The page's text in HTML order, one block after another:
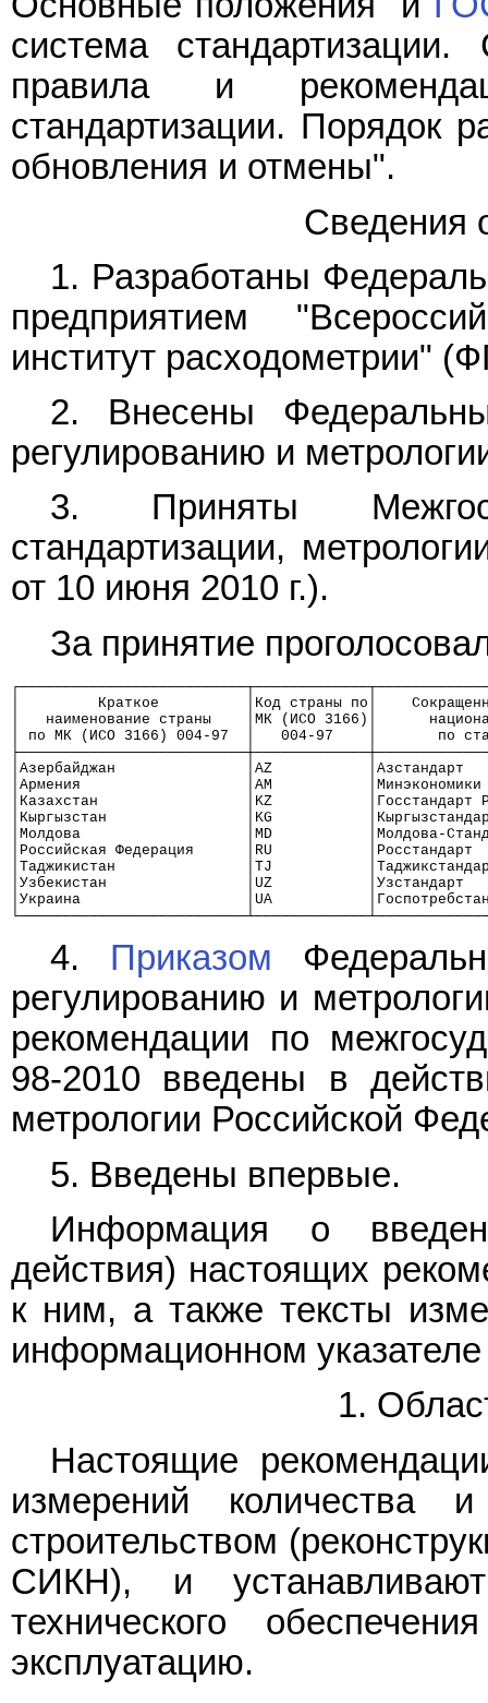
система стандартизации.
правила и
стандартизации. Порядок
обновления и отмены".
Сведения
1. Разработаны
предприятием
институт расходометрии"
2. Внесены
регулированию и
3. Приняты
стандартизации,
от 10 июня 2010 г.).
За принятие
│         Краткое          │Код страны по│
│   наименование страны    │МК (ИСО 3166)│
│ по МК (ИСО 3166) 004-97  │   004-97    │       по
│Азербайджан               │AZ
│Армения                   │AM           │Минэкономики
│Казахстан                 │KZ           │Госстандарт
│Кыргызстан                │KG
│Молдова                   │MD           │Молдова-
│Российская Федерация      │RU
│Таджикистан               │TJ
│Узбекистан                │UZ
│Украина                   │UA
4. Приказом
регулированию и
рекомендации по
98-2010 введены в
метрологии Российской
5. Введены впервые.
Информация о
действия) настоящих
к ним, а также тексты
информационном
1.
Настоящие
измерений количества
строительством
СИКН), и
технического
эксплуатацию.